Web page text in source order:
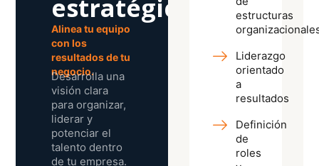
estratégico.
Alinea tu equipo
con los
resultados de tu
negocio.
Desarrolla una
visión clara
para organizar,
liderar y
potenciar el
talento dentro
de tu empresa.
estructuras
Liderazgo
orientado
a
resultados
Definición
de
roles